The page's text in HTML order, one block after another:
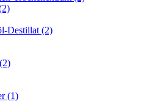
Destillat (2)
(1)